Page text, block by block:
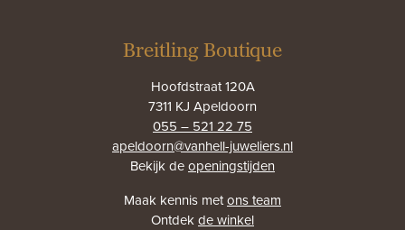
Breitling Boutique
Hoofdstraat 120A
7311 KJ Apeldoorn
055 – 521 22 75
apeldoorn@vanhell-juweliers.nl
Bekijk deopeningstijden
Maak kennis metons team
Ontdekde winkel